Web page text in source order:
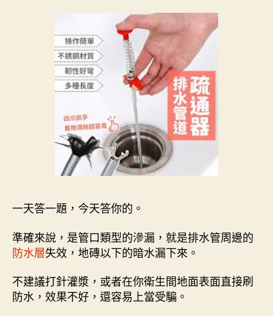
一天答一題，今天答你的。
準確來說，是管口類型的滲漏，就是排水管周邊的
防水層失效，地磚以下的暗水漏下來。
不建議打針灌漿，或者在你衛生間地面表面直接刷
防水，效果不好，還容易上當受騙。